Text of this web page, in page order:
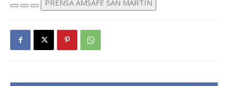
PRENSA AMSAFE SAN MARTIN